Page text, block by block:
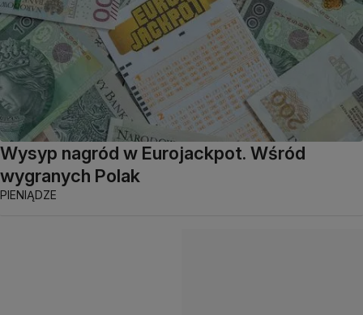
Wysyp nagród w Eurojackpot. Wśród
wygranych Polak
PIENIĄDZE